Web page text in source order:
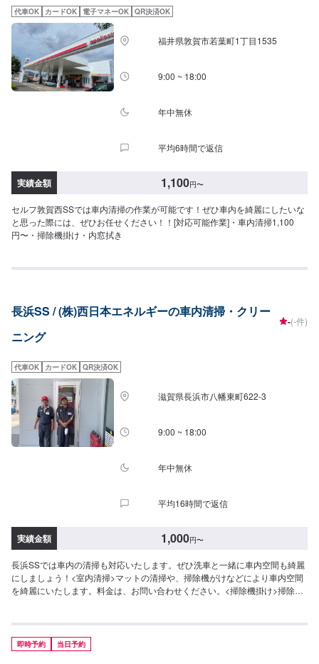
代車OK カードOK 電子マネーOK QR決済OK
福井県敦賀市若葉町1丁目1535
9:00 ~ 18:00
年中無休
平均6時間で返信
実績金額 1,100円〜
セルフ敦賀西SSでは車内清掃の作業が可能です！ぜひ車内を綺麗にしたいな
と思った際には、ぜひお任せください！！[対応可能作業]・車内清掃1,100
円〜・掃除機掛け・内窓拭き
長浜SS / (株)西日本エネルギーの車内清掃・クリー
ニング
-(-件)
代車OK カードOK QR決済OK
滋賀県長浜市八幡東町622-3
9:00 ~ 18:00
年中無休
平均16時間で返信
実績金額 1,000円〜
長浜SSでは車内の清掃も対応いたします。ぜひ洗車と一緒に車内空間も綺麗
にしましょう！<室内清掃>マットの清掃や、掃除機がけなどにより車内空間
を綺麗にいたします。料金は、お問い合わせください。<掃除機掛け>掃除機
（Mサイズ）1,160円（Lサイズ）1,380円（LLサイズ）1,600円（XLサイズ）
※注意※対応できない場合もございます。あらかじめご了承ください。
即時予約 当日予約